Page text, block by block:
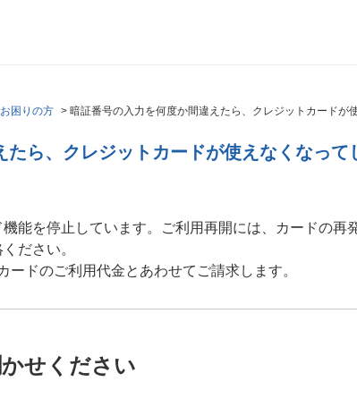
困りの方 > 暗証番号の入力を何度か間違えたら、クレジットカードが
たら、クレジットカードが使えなくなって
能を停止しています。ご利用再開には、カードの再
ださい。
ドのご利用代金とあわせてご請求します。
せください